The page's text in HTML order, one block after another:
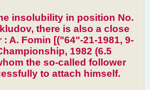
insolubility in position No.
there is also a close
A. Fomin [("64"-21-1981, 9-
1982 (6.5
the so-called follower
to attach himself.